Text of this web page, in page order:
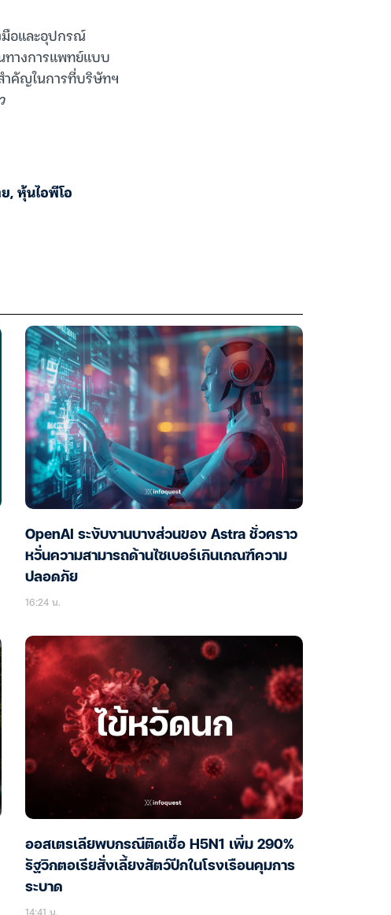
มือและอุปกรณ์
ทางการแพทย์แบบ
ำคัญในการที่บริษัทฯ
,หุ้นไอพีโอ
OpenAI ระงับงานบางส่วนของ Astra ชั่วคราว
หวั่นความสามารถด้านไซเบอร์เกินเกณฑ์ความ
ปลอดภัย
16:24 น.
ออสเตรเลียพบกรณีติดเชื้อ H5N1 เพิ่ม 290%
รัฐวิกตอเรียสั่งเลี้ยงสัตว์ปีกในโรงเรือนคุมการ
ระบาด